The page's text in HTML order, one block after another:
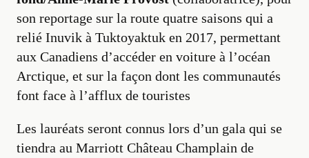
son reportage sur la route quatre saisons qui a
relié Inuvik à Tuktoyaktuk en 2017, permettant
aux Canadiens d’accéder en voiture à l’océan
Arctique, et sur la façon dont les communautés
font face à l’afflux de touristes
Les lauréats seront connus lors d’un gala qui se
tiendra au Marriott Château Champlain de